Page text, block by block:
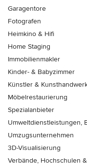
Garagentore
Fotografen
Heimkino & Hifi
Home Staging
Immobilienmakler
Kinder- & Babyzimmer
Künstler &
Möbelrestaurierung
Spezialanbieter
Umweltdienstleistungen,
Umzugsunternehmen
3D-Visualisierung
Verbände, Hochschulen